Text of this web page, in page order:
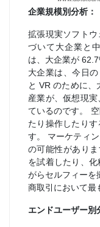
企業規模別分析：
拡張現実ソフト
づいて大企業と
は、大企業が
大企業は、今日
と VR のために、
産業が、仮想現
ているのです。
たり操作したり
す。 マーケティ
の可能性があり
を試着したり、
がらセルフィーを
商取引において最
エンドユーザー別